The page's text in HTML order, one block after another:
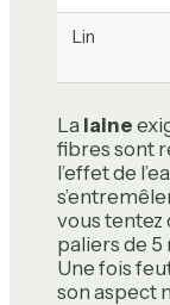
Lin
La laine
fibres sont
l’effet de
vous tentez
paliers de
Une fois
son aspect